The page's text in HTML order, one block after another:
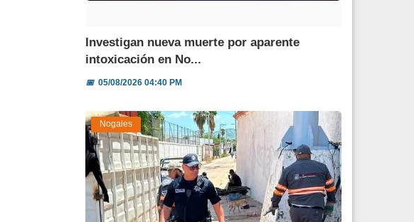
Investigan nueva muerte por aparente
intoxicación en No...
📅05/08/2026 04:40 PM
Nogales